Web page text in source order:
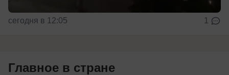
сегодня в 12:05 1
Главное в стране